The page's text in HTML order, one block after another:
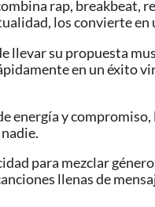
rap, breakbeat,
los convierte en
llevar su propuesta
en un éxito
energía y compromiso,
para mezclar
llenas de